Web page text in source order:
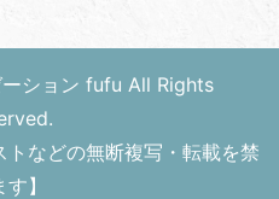
ション fufu All Rights
トなどの無断複写・転載を禁
】